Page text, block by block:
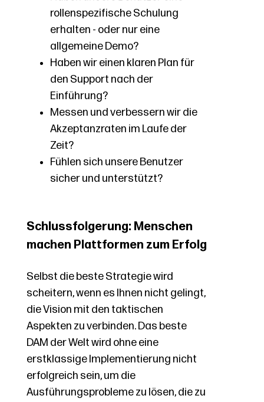
rollenspezifische Schulung
erhalten - oder nur eine
allgemeine Demo?
Haben wir einen klaren Plan für
den Support nach der
Einführung?
Messen und verbessern wir die
Akzeptanzraten im Laufe der
Zeit?
Fühlen sich unsere Benutzer
sicher und unterstützt?
Schlussfolgerung: Menschen
machen Plattformen zum Erfolg
Selbst die beste Strategie wird
scheitern, wenn es Ihnen nicht gelingt,
die Vision mit den taktischen
Aspekten zu verbinden. Das beste
DAM der Welt wird ohne eine
erstklassige Implementierung nicht
erfolgreich sein, um die
Ausführungsprobleme zu lösen, die zu